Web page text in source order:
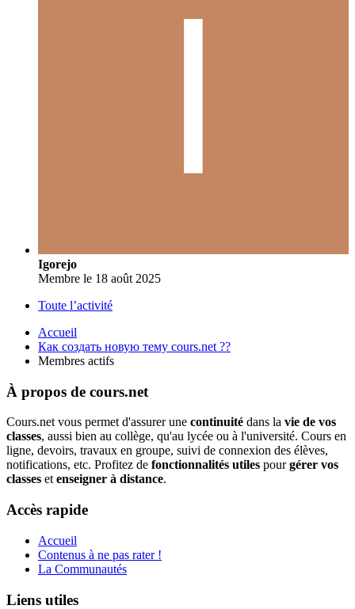
Igorejo
Membre le 18 août 2025
Toute l’activité
Accueil
Как создать новую тему cours.net ??
Membres actifs
À propos de cours.net
Cours.net vous permet d'assurer une continuité dans la vie de vos
classes, aussi bien au collège, qu'au lycée ou à l'université. Cours en
ligne, devoirs, travaux en groupe, suivi de connexion des élèves,
notifications, etc. Profitez de fonctionnalités utiles pourgérer vos
classes etenseigner à distance.
Accès rapide
Accueil
Contenus à ne pas rater !
La Communautés
Liens utiles